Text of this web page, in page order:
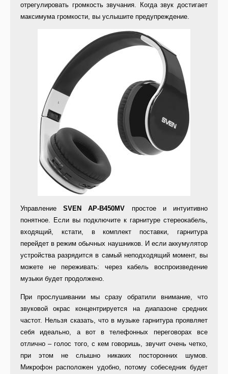
отрегулировать громкость звучания. Когда звук достигает
максимума громкости, вы услышите предупреждение.
Управление SVEN AP-B450MV простое и интуитивно
понятное. Если вы подключите к гарнитуре стереокабель,
входящий, кстати, в комплект поставки, гарнитура
перейдет в режим обычных наушников. И если аккумулятор
устройства разрядится в самый неподходящий момент, вы
можете не переживать: через кабель воспроизведение
музыки будет продолжено.
При прослушивании мы сразу обратили внимание, что
звуковой окрас концентрируется на диапазоне средних
частот. Нельзя сказать, что в музыке гарнитура проявляет
себя идеально, а вот в телефонных переговорах все
отлично – голос того, с кем говоришь, звучит очень четко,
при этом не слышно никаких посторонних шумов.
Микрофон расположен удобно, потому собеседник будет